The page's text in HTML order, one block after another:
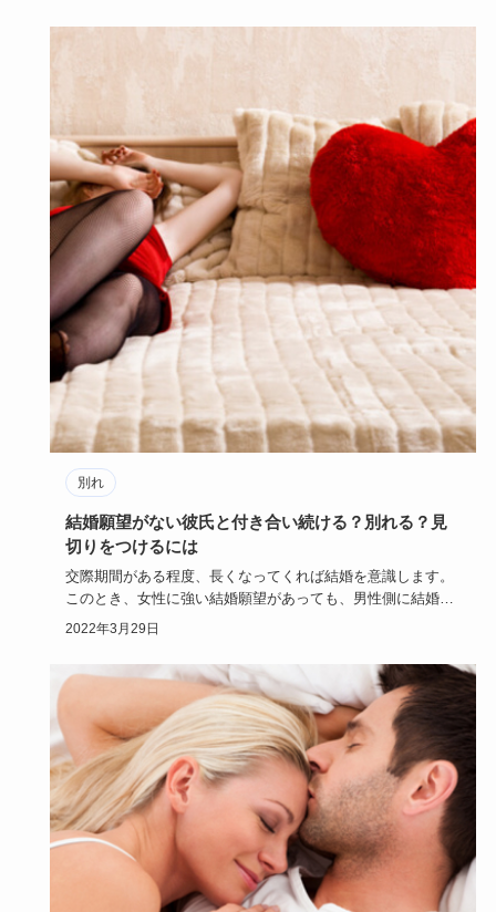
別れ
結婚願望がない彼氏と付き合い続ける？別れる？見
切りをつけるには
交際期間がある程度、長くなってくれば結婚を意識します。
このとき、女性に強い結婚願望があっても、男性側に結婚願
望がないのであ…
2022年3月29日